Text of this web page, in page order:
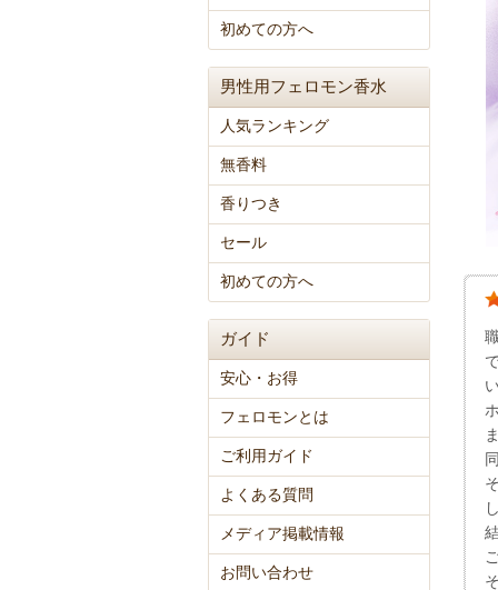
初めての方へ
男性用フェロモン香水
人気ランキング
無香料
香りつき
セール
初めての方へ
ガイド
安心・お得
フェロモンとは
ご利用ガイド
よくある質問
メディア掲載情報
お問い合わせ